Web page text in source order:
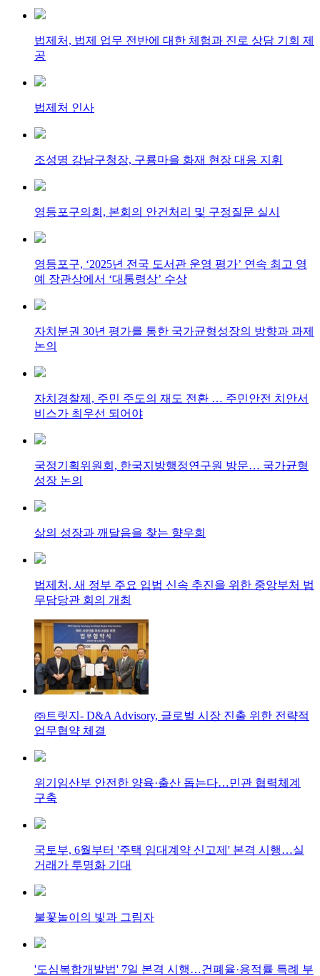
법제처, 법제 업무 전반에 대한 체험과 진로 상담 기회 제
공
법제처 인사
조성명 강남구청장, 구룡마을 화재 현장 대응 지휘
영등포구의회, 본회의 안건처리 및 구정질문 실시
영등포구, ‘2025년 전국 도서관 운영 평가’ 연속 최고 영
예 장관상에서 ‘대통령상’ 수상
자치분권 30년 평가를 통한 국가균형성장의 방향과 과제
논의
자치경찰제, 주민 주도의 재도 전환 … 주민안전 치안서
비스가 최우선 되어야
국정기획위원회, 한국지방행정연구원 방문… 국가균형
성장 논의
삶의 성장과 깨달음을 찾는 향우회
법제처, 새 정부 주요 입법 신속 추진을 위한 중앙부처 법
무담당관 회의 개최
㈜트릿지- D&A Advisory, 글로벌 시장 진출 위한 전략적
업무협약 체결
위기임산부 안전한 양육·출산 돕는다…민관 협력체계
구축
국토부, 6월부터 '주택 임대계약 신고제' 본격 시행…실
거래가 투명화 기대
불꽃놀이의 빛과 그림자
'도심복합개발법' 7일 본격 시행…건폐율·용적률 특례 부